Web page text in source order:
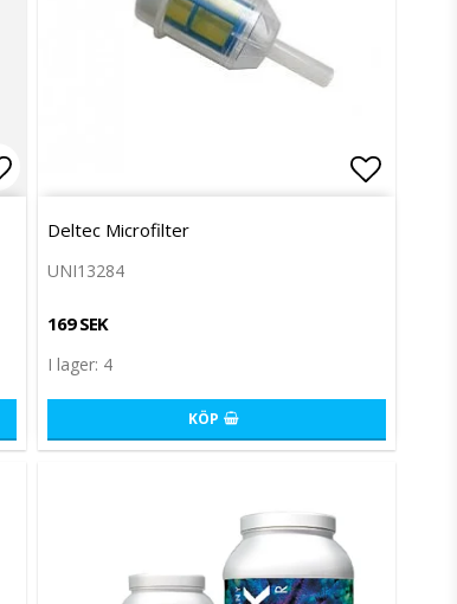
Lägg till i favoritlistan
Deltec Microfilter
UNI13284
169 SEK
I lager: 4
KÖP